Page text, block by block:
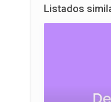
Listados